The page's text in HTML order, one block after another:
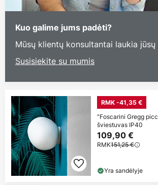
Kuo galime jums padėti?
Mūsų klientų konsultantai laukia
Susisiekite su mumis
RMK -41,35 €
"Foscarini Gregg
šviestuvas IP40
109,90 €
RMK151,25 €
Yra sandėlyje